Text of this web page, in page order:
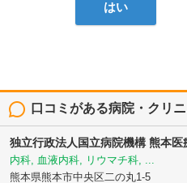
はい
口コミがある病院・クリ
独立行政法人国立病院機構熊本医
内科, 血液内科, リウマチ科, ...
熊本県熊本市中央区二の丸1-5